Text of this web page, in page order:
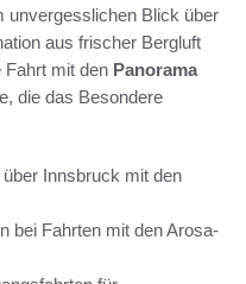
unvergesslichen Blick über
aus frischer Bergluft
Fahrt mit den Panorama
die das Besondere
Innsbruck mit den
bei Fahrten mit den Arosa-